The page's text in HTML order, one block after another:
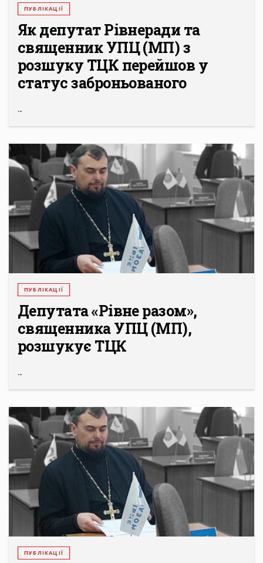
ПУБЛІКАЦІЇ
Як депутат Рівнеради та
священник УПЦ (МП) з
розшуку ТЦК перейшов у
статус заброньованого
...
ПУБЛІКАЦІЇ
Депутата «Рівне разом»,
священника УПЦ (МП),
розшукує ТЦК
...
ПУБЛІКАЦІЇ